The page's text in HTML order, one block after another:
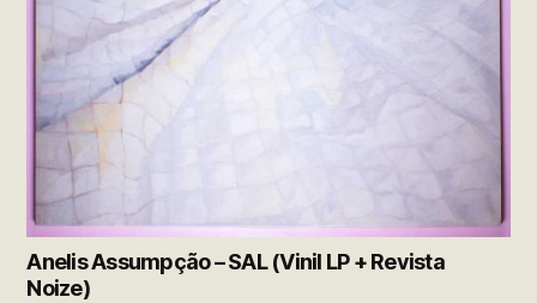
Anelis Assumpção – SAL (Vinil LP + Revista
Noize)